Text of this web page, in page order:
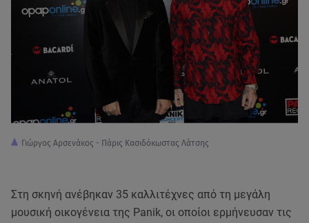
Γιώργος Αρσενάκος - Πάρις Κασιδόκωστας Λάτσης
Στη σκηνή ανέβηκαν 35 καλλιτέχνες από τη μεγάλη
μουσική οικογένεια της Panik, οι οποίοι ερμήνευσαν τις